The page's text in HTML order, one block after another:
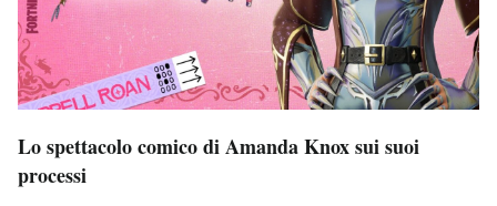
Lo spettacolo comico di Amanda Knox sui suoi
processi